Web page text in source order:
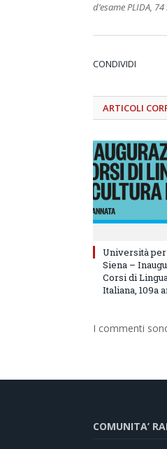
d’esame PLIDA,
CONDIVIDI
ARTICOLI
Università
Siena –
Corsi di
Italiana, 109a
I commenti
COMUNITA’